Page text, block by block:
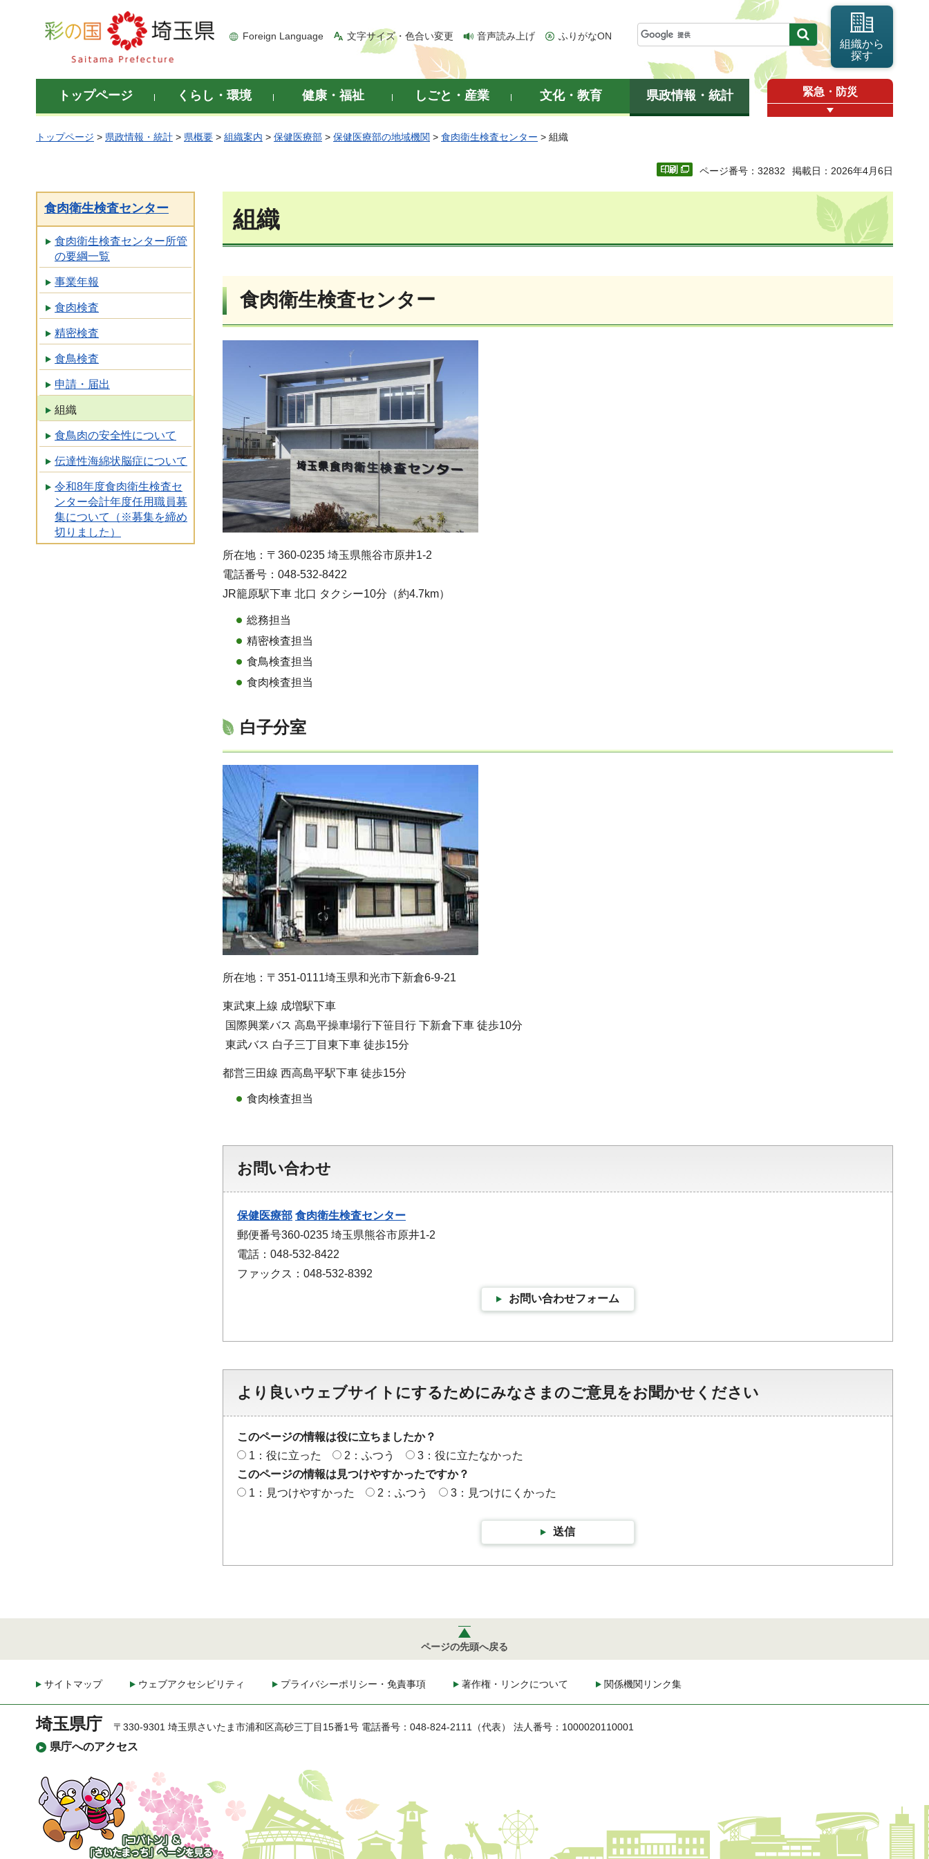
彩の国 埼玉県
Foreign Language 文字サイズ・色合い変更 音声読み上げ ふりがなON
組織から
探す
トップページ くらし・環境 健康・福祉 しごと・産業 文化・教育 県政情報・統計 緊急・防災
トップページ > 県政情報・統計 > 県概要 > 組織案内 > 保健医療部 > 保健医療部の地域機関 > 食肉衛生検査センター > 組織
ページ番号：32832 掲載日：2026年4月6日
食肉衛生検査センター
食肉衛生検査センター所管
の要綱一覧
事業年報
食肉検査
精密検査
食鳥検査
申請・届出
組織
食鳥肉の安全性について
伝達性海綿状脳症について
令和8年度食肉衛生検査セ
ンター会計年度任用職員募
集について（※募集を締め
切りました）
組織
食肉衛生検査センター
所在地：〒360-0235 埼玉県熊谷市原井1-2
電話番号：048-532-8422
JR籠原駅下車 北口 タクシー10分（約4.7km）
総務担当
精密検査担当
食鳥検査担当
食肉検査担当
白子分室
所在地：〒351-0111埼玉県和光市下新倉6-9-21
東武東上線 成増駅下車
国際興業バス 高島平操車場行下笹目行 下新倉下車 徒歩10分
東武バス 白子三丁目東下車 徒歩15分
都営三田線 西高島平駅下車 徒歩15分
食肉検査担当
お問い合わせ
保健医療部 食肉衛生検査センター
郵便番号360-0235 埼玉県熊谷市原井1-2
電話：048-532-8422
ファックス：048-532-8392
お問い合わせフォーム
より良いウェブサイトにするためにみなさまのご意見をお聞かせください
このページの情報は役に立ちましたか？
1：役に立った
2：ふつう
3：役に立たなかった
このページの情報は見つけやすかったですか？
1：見つけやすかった
2：ふつう 3：見つけにくかった
送信
ページの先頭へ戻る
サイトマップ ウェブアクセシビリティ プライバシーポリシー・免責事項 著作権・リンクについて 関係機関リンク集
埼玉県庁
県庁へのアクセス
〒330-9301 埼玉県さいたま市浦和区高砂三丁目15番1号 電話番号：048-824-2111（代表） 法人番号：1000020110001
「コバトン」&「さいた